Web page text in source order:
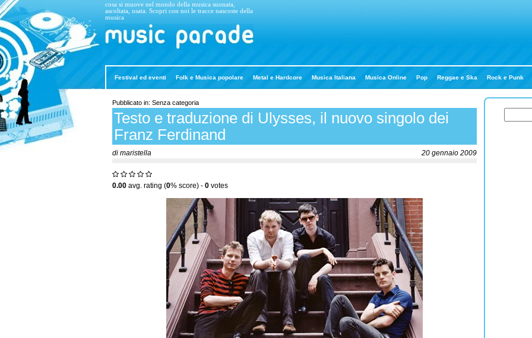
cosa si muove nel mondo della musica suonata,
ascoltata, usata. Scopri con noi le tracce nascoste della
musica
Festival ed eventi Folk e Musica popolare Metal e Hardcore Musica Italiana Musica Online Pop Reggae e Ska Rock e Punk
Pubblicato in: Senza categoria
Testo e traduzione di Ulysses, il nuovo singolo dei
Franz Ferdinand
di maristella 20 gennaio 2009
0.00 avg. rating (0% score) - 0 votes